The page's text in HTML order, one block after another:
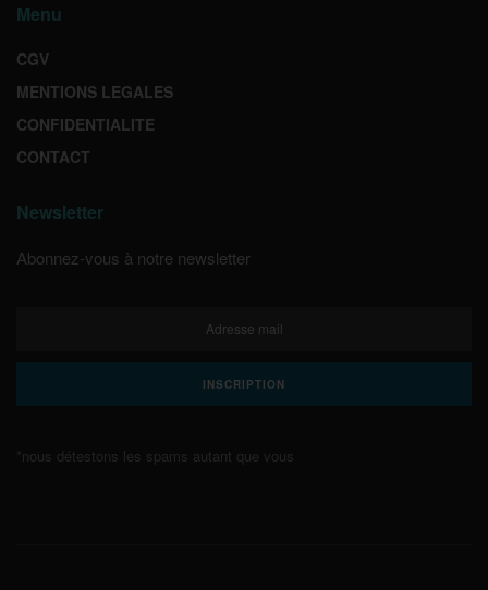
Menu
CGV
MENTIONS LEGALES
CONFIDENTIALITE
CONTACT
Newsletter
Abonnez-vous à notre newsletter
*nous détestons les spams autant que vous